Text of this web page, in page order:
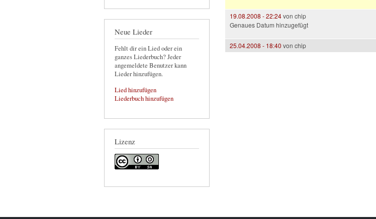
Neue Lieder
Fehlt dir ein Lied oder ein
ganzes Liederbuch? Jeder
angemeldete Benutzer kann
Lieder hinzufügen.
Lied hinzufügen
Liederbuch hinzufügen
Lizenz
19.08.2008 - 22:24von chip
Genaues Datum hinzugefügt
25.04.2008 - 18:40 von chip